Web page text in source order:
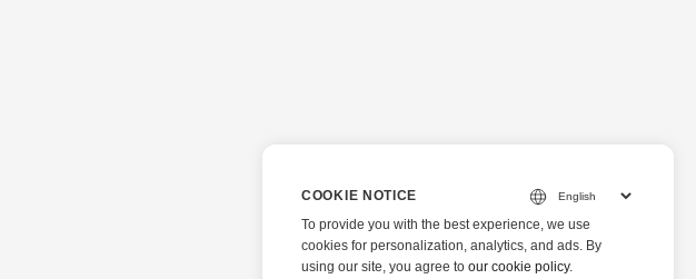
COOKIE NOTICE
To provide you with the best experience, we use
cookies for personalization, analytics, and ads. By
using our site, you agree to our cookie policy.